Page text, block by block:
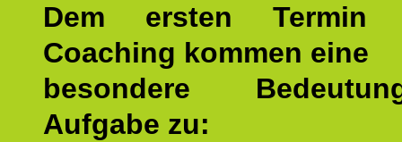
Dem ersten
Coaching kommen eine
besondere
Aufgabe zu: